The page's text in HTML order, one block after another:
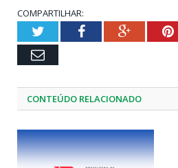
COMPARTILHAR:
TwitterFacebookGoogle+
Email
CONTEÚDO RELACIONADO